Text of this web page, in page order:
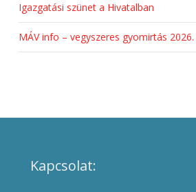
Igazgatási szünet a Hivatalban
MÁV info – vegyszeres gyomirtás
Kapcsolat: